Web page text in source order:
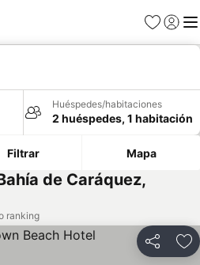
Favoritos
Iniciar
Huéspedes/habitaciones
2 huéspedes, 1 habitación
Filtrar Mapa
de Caráquez,
ranking
Compartir